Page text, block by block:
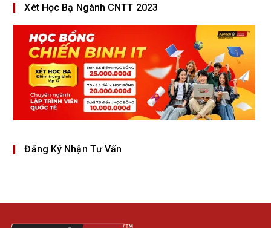
Xét Học Bạ Ngành CNTT 2023
Đăng Ký Nhận Tư Vấn